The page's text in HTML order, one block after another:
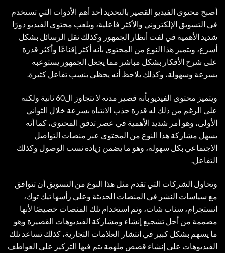
أصبح محتوى الفيديو القصير بالتحديد أحد أهم الأدوات التي تستخدم
في التسويق الإلكتروني والأكثر فاعلية، ويلعب محتوى الفيديو دورًا
شديد الأهمية في لفت أنظار الجمهور وكذلك نقل الرسائل بشكل
أسرع، ويتميز هذا النوع من المحتوى بأنه أكثر إقناعًا وأكثر قدرة
على شرح الأفكار بشكل مباشر مما يجعل الجمهور يستوعبه
بسرعة وسهولة، وكذلك يلاحظ أنه يحظى بنسب تفاعل كثيرة.
ويتميز محتوى الفيديو بأنه قصير مدته لا تتجاوز ال60 ثانية ولكنه
على الرغم من ذلك له قدرة جذب الانتباه بسرعة خلال الثواني
الأولى، وهو أمر شديد الأهمية في عصر تدفق المحتوى، كما أنه
يسهل مشاركة هذا النوع من المحتوى عبر منصات التواصل
الاجتماعي بكل سهوله، وهو ما يضمن زيادة نسب الوصول وكذلك
التفاعل.
وتحاول الشركات التي تقدم مثل هذا النوع من التسويق أن تتوافق
مع سياسات النشر في المنصات الحديثة وعلى رأسها تيك توك،
انستجرام، سناب شات، وتم استخدام تلك المنصات خصيصًا لأنها
مصممة من أجل تشجيع إنشاء ومشاركة الفيديوهات القصيرة وهو
ما يسهم بشكل كبير في انتشار العلامات التجارية، كذلك تساعد تلك
الفيديوهات على إنشاء قصص ملهمة يتم فيها التركيز على العواطف